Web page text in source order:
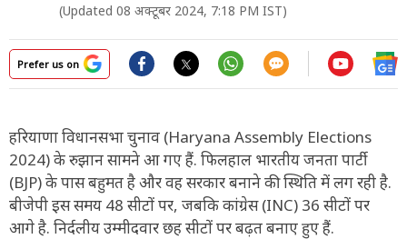
(Updated 08 अक्टूबर 2024, 7:18 PM IST)
Prefer us on
हरियाणा विधानसभा चुनाव (Haryana Assembly Elections
2024) के रुझान सामने आ गए हैं. फिलहाल भारतीय जनता पार्टी
(BJP) के पास बहुमत है और वह सरकार बनाने की स्थिति में लग रही है.
बीजेपी इस समय 48 सीटों पर, जबकि कांग्रेस (INC) 36 सीटों पर
आगे है. निर्दलीय उम्मीदवार छह सीटों पर बढ़त बनाए हुए हैं.